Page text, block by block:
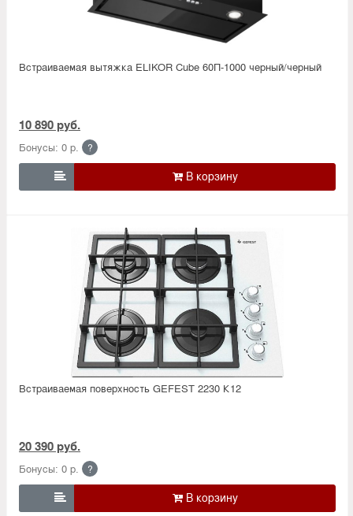
Встраиваемая вытяжка ELIKOR Cube 60П-1000 черный/черный
10 890 руб.
Бонусы: 0 р. ?

Встраиваемая поверхность GEFEST 2230 К12
20 390 руб.
Бонусы: 0 р. ?
